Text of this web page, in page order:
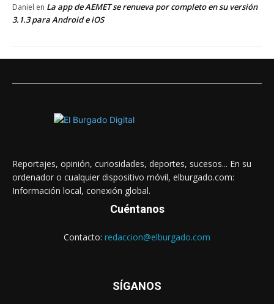
Daniel en La app de AEMET se renueva por completo en su versión
3.1.3 para Android e iOS
Reportajes, opinión, curiosidades, deportes, sucesos... En su
ordenador o cualquier dispositivo móvil, elburgado.com:
Información local, conexión global.
Cuéntanos
Contacto: redaccion@elburgado.com
SÍGANOS